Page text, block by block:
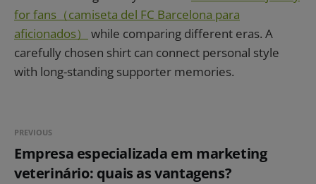
for fans（camiseta del FC Barcelona para
aficionados）
while comparing different eras. A
carefully chosen shirt can connect personal style
with long-standing supporter memories.
PREVIOUS
Empresa especializada em marketing
veterinário: quais as vantagens?